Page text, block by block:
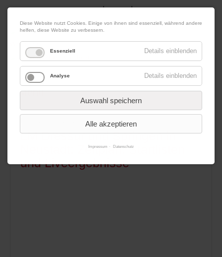
09. August 2026 Impressum|Kontakt|Datenschutz
Werbung
Menü
von Redaktion
LM Dressur und Springen in
Neustadt: Zeitplan, Startlisten
und Liveergebnisse
Diese Website nutzt Cookies. Einige von ihnen sind essenziell, während andere
helfen, diese Website zu verbessern.
Essenziell Details einblenden
Analyse Details einblenden
Auswahl speichern
Alle akzeptieren
Impressum Datenschutz